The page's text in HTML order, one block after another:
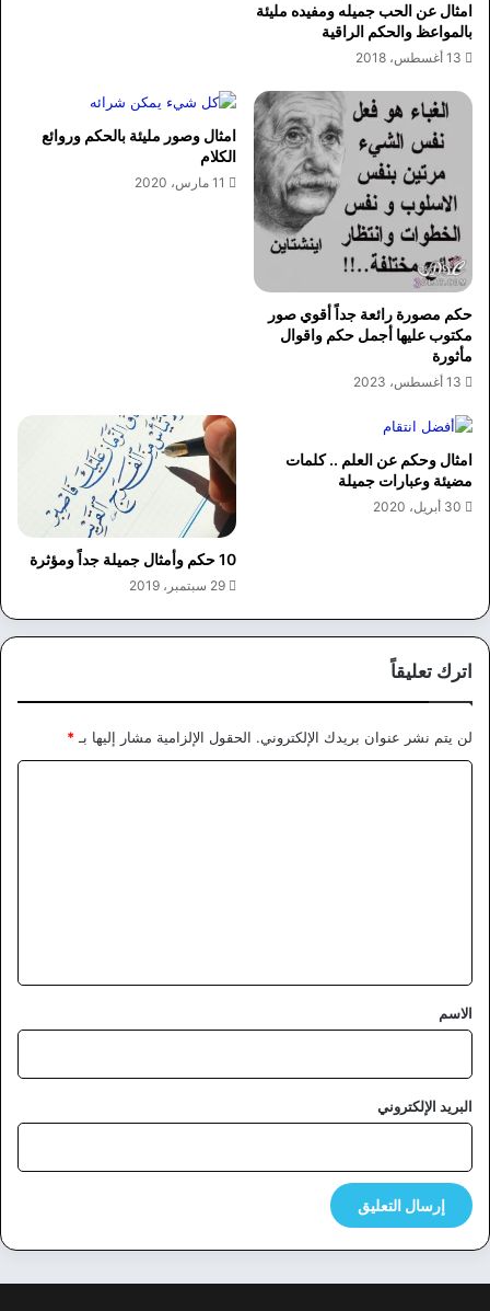
امثال عن الحب جميله ومفيده مليئة
بالمواعظ والحكم الراقية
13 أغسطس، 2018
حكم مصورة رائعة جداً أقوي صور
مكتوب عليها أجمل حكم واقوال
مأثورة
13 أغسطس، 2023
امثال وصور مليئة بالحكم وروائع
الكلام
11 مارس، 2020
امثال وحكم عن العلم .. كلمات
مضيئة وعبارات جميلة
30 أبريل، 2020
10 حكم وأمثال جميلة جداً ومؤثرة
29 سبتمبر، 2019
اترك تعليقاً
لن يتم نشر عنوان بريدك الإلكتروني. الحقول الإلزامية مشار إليها بـ*
*
الاسم
البريد الإلكتروني